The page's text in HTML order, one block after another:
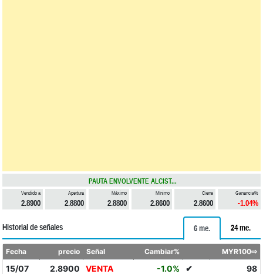
PAUTA ENVOLVENTE ALCIST...
Vendido a
2.8900
Apertura
2.8800
Máximo
2.8800
Mínimo
2.8600
Cierre
2.8600
Ganancia%
-1.04%
Historial de señales 6 me. 24 me.
Fecha precio Señal Cambiar% MYR100⇨
15/07 2.8900 VENTA -1.0% ✔
98